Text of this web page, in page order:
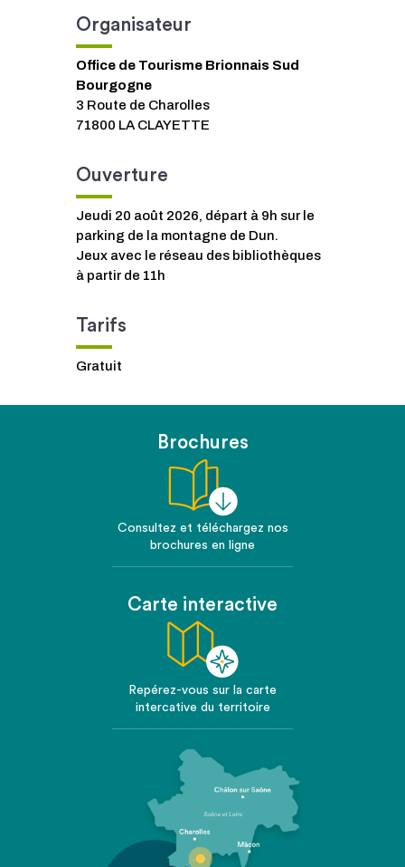
Organisateur
Office de Tourisme Brionnais Sud
Bourgogne
3 Route de Charolles
71800 LA CLAYETTE
Ouverture
Jeudi 20 août 2026, départ à 9h sur le
parking de la montagne de Dun.
Jeux avec le réseau des bibliothèques
à partir de 11h
Tarifs
Gratuit
Brochures
Consultez et téléchargez nos
brochures en ligne
Carte interactive
Repérez-vous sur la carte
intercative du territoire